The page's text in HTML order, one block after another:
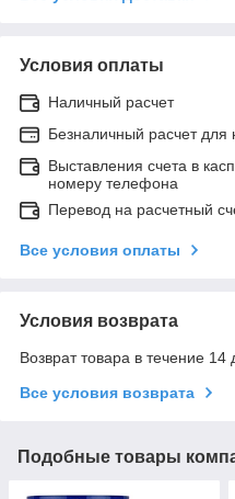
Условия оплаты
Наличный расчет
Безналичный расчет для
Выставления счета в
номеру телефона
Перевод на расчетный
Все условия оплаты
Условия возврата
Возврат товара в течение 14
Все условия возврата
Подобные товары